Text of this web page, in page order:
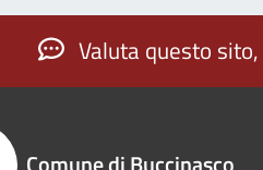
Valuta questo